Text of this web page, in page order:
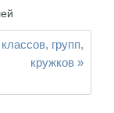
групп,
кружков »